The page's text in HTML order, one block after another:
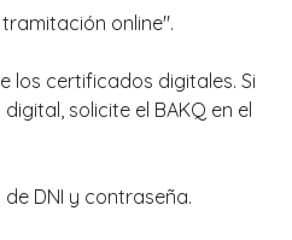
online".
los certificados digitales. Si
solicite el BAKQ en el
DNI y contraseña.